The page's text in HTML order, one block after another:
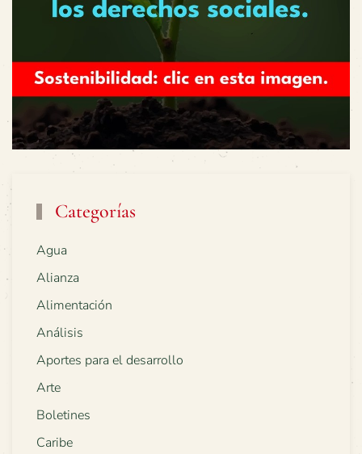
Categorías
Agua
Alianza
Alimentación
Análisis
Aportes para el desarrollo
Arte
Boletines
Caribe